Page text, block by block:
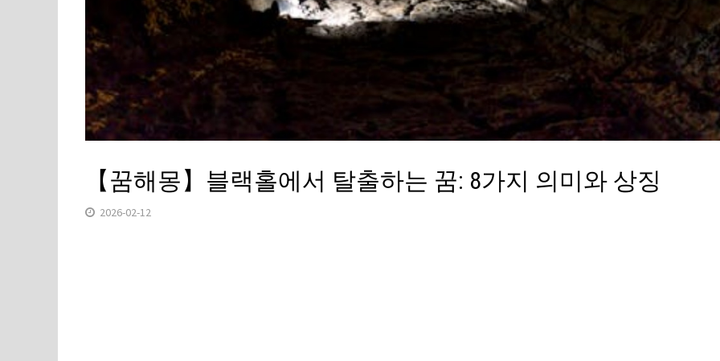
【꿈해몽】블랙홀에서 탈출하는 꿈: 8가지 의미와 상징
2026-02-12